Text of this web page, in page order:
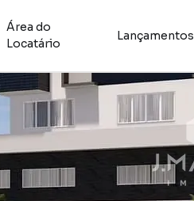
Área do
Locatário
Lançamentos